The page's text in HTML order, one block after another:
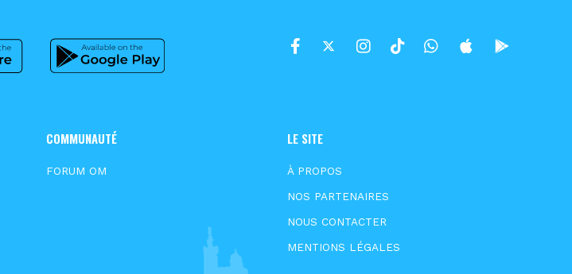
COMMUNAUTÉ
FORUM OM
LE SITE
À PROPOS
NOS PARTENAIRES
NOUS CONTACTER
MENTIONS LÉGALES